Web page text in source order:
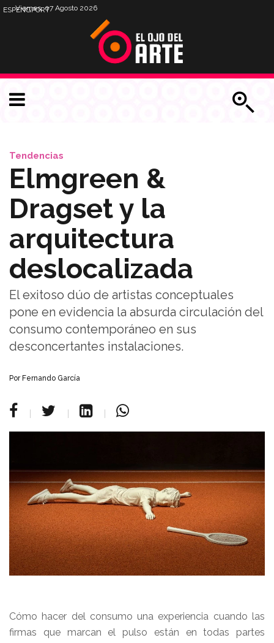
Viernes, 07 Agosto 2026
ESPENGPORT
Tendencias
Elmgreen &
Dragset y la
arquitectura
deslocalizada
El exitoso dúo de artistas conceptuales
pone en evidencia la absurda circulación del
consumo contemporáneo en sus
desconcertantes instalaciones.
Por Fernando García
Cómo hacer del consumo una experiencia cuando las
firmas que marcan el pulso están en todas partes